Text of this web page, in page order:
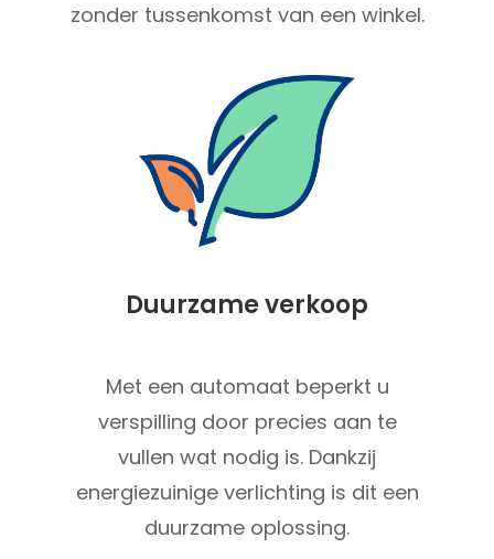
zonder tussenkomst van een winkel.
Duurzame verkoop
Met een automaat beperkt u
verspilling door precies aan te
vullen wat nodig is. Dankzij
energiezuinige verlichting is dit een
duurzame oplossing.